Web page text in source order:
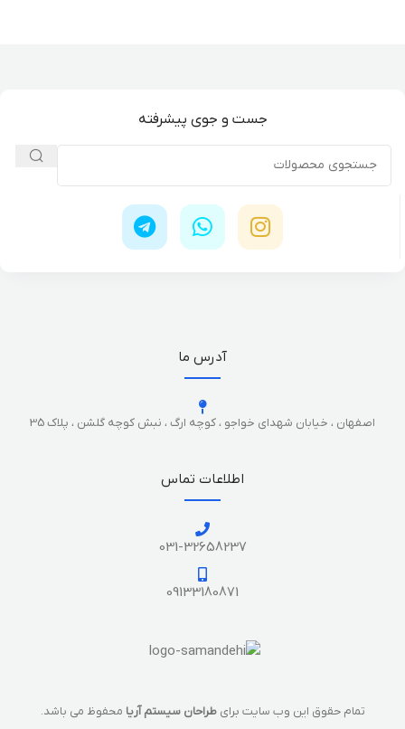
جست و جوی پیشرفته
آدرس ما
اصفهان ، خیابان شهدای خواجو ، کوچه ارگ ، نبش کوچه گلشن ، پلاک 35
اطلاعات تماس
031-32658237
09133180871
تمام حقوق این وب سایت برایطراحان سیستم آریا محفوظ می باشد.